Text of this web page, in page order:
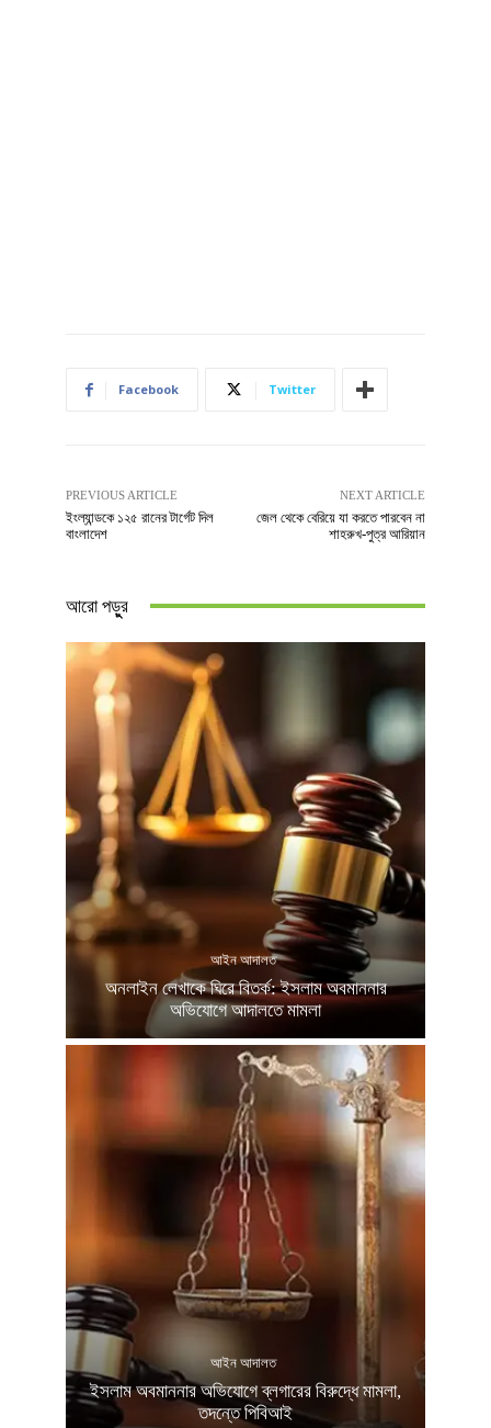
Facebook Twitter
PREVIOUS ARTICLE
ইংল্যান্ডকে ১২৫ রানের টার্গেট দিল
বাংলাদেশ
NEXT ARTICLE
জেল থেকে বেরিয়ে যা করতে পারবেন না
শাহরুখ-পুত্র আরিয়ান
আরো পড়ুুর
আইন আদালত
অনলাইন লেখাকে ঘিরে বিতর্ক: ইসলাম অবমাননার
অভিযোগে আদালতে মামলা
আইন আদালত
ইসলাম অবমাননার অভিযোগে ব্লগারের বিরুদ্ধে মামলা,
তদন্তে পিবিআই